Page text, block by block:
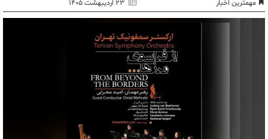
مهمترین اخبار ۲۳ اردیبهشت ۱۴۰۵